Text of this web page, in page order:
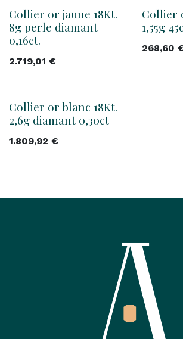
Collier or jaune 18Kt.
8g perle diamant
0,16ct.
2.719,01 €
Collier
1,55g
268,60
Collier or blanc 18Kt.
2,6g diamant 0,30ct
1.809,92 €